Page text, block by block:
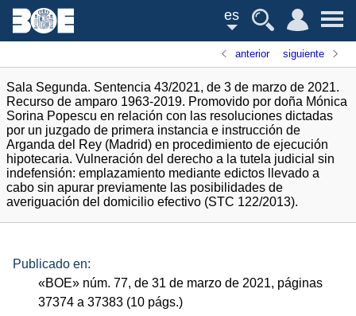
es
anterior siguiente
Sala Segunda. Sentencia 43/2021, de 3 de marzo de 2021.
Recurso de amparo 1963-2019. Promovido por doña Mónica
Sorina Popescu en relación con las resoluciones dictadas
por un juzgado de primera instancia e instrucción de
Arganda del Rey (Madrid) en procedimiento de ejecución
hipotecaria. Vulneración del derecho a la tutela judicial sin
indefensión: emplazamiento mediante edictos llevado a
cabo sin apurar previamente las posibilidades de
averiguación del domicilio efectivo (STC 122/2013).
Publicado en:
«BOE» núm. 77, de 31 de marzo de 2021, páginas
37374 a 37383 (10 págs.)